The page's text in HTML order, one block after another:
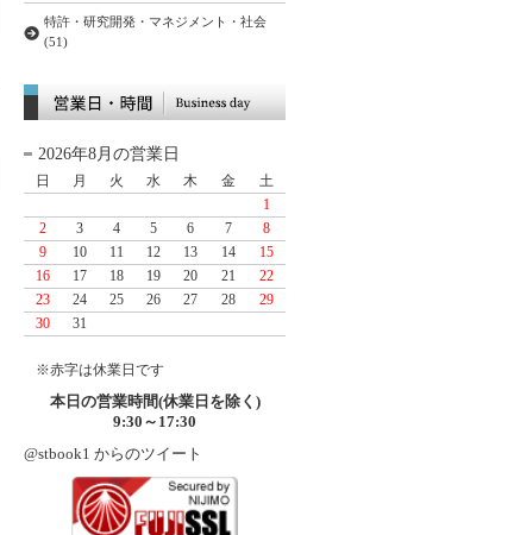
特許・研究開発・マネジメント・社会
(51)
2026年8月の営業日
日 月 火 水 木 金
土
1
2
3 4 5 6 7
8
9
10 11 12 13 14
15
16
17 18 19 20 21
22
23
24 25 26 27 28
29
30
31
※赤字は休業日です
本日の営業時間(休業日を除く)
9:30～17:30
@stbook1 からのツイート